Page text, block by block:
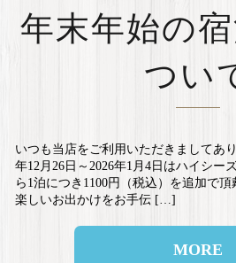
年末年始の
つい
いつも当店をご利用いただきましてあ
年12月26日～2026年1月4日はハイシー
ら1泊につき1100円（税込）を追加で
楽しいお出かけをお手伝 […]
MORE